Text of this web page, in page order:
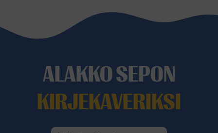
ALAKKO SEPON
KIRJEKAVERIKSI